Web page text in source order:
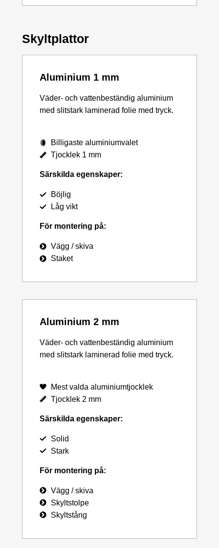
Skyltplattor
Aluminium 1 mm
Väder- och vattenbeständig aluminium
med slitstark laminerad folie med tryck.
Billigaste aluminiumvalet
Tjocklek 1 mm
Särskilda egenskaper:
Böjlig
Låg vikt
För montering på:
Vägg / skiva
Staket
Aluminium 2 mm
Väder- och vattenbeständig aluminium
med slitstark laminerad folie med tryck.
Mest valda aluminiumtjocklek
Tjocklek 2 mm
Särskilda egenskaper:
Solid
Stark
För montering på:
Vägg / skiva
Skyltstolpe
Skyltstång